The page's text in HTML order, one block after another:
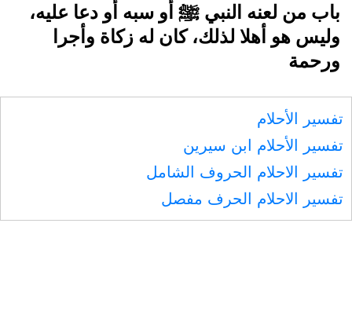
باب من لعنه النبي ﷺ أو سبه أو دعا عليه،
وليس هو أهلا لذلك، كان له زكاة وأجرا
ورحمة
تفسير الأحلام
تفسير الأحلام ابن سيرين
تفسير الاحلام الحروف الشامل
تفسير الاحلام الحرف مفصل